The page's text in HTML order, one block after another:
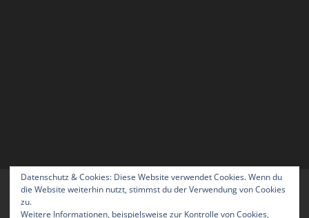
Home Blog Über uns
Kontakt
Datenschutz & Cookies: Diese Website verwendet Cookies. Wenn du
die Website weiterhin nutzt, stimmst du der Verwendung von Cookies
zu.
Weitere Informationen, beispielsweise zur Kontrolle von Cookies,